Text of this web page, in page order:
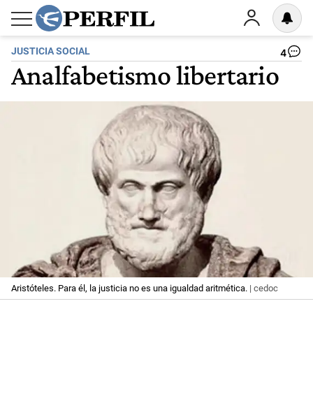
JUSTICIA SOCIAL 4
Analfabetismo libertario
Aristóteles. Para él, la justicia no es una igualdad aritmética. | cedoc